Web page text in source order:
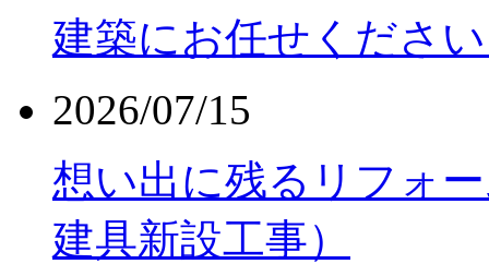
建築にお任せくださ
2026/07/15
想い出に残るリフォ
建具新設工事）